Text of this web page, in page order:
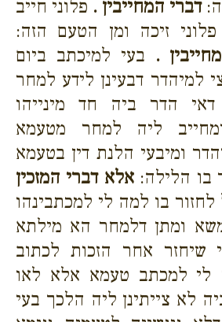
דברי המחייבין . פלוני חייב
זיכה ומן הטעם הזה:
. בעי למיכתב ביום
למיהדר דבעינן לידע למחר
הדר ביה חד מינייהו
ליה למחר מטעמא
ומיבעי הלנת דין בטעמא
בו הלילה:אלא דברי המזכין
בו למה לי למכתבינהו
ומתן דלמחר הא מילתא
שיחזר אחר הזכות לכתוב
לי למכתב טעמא אלא לאו
לא צייתינן ליה הלכך בעי